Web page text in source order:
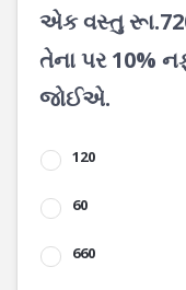
એક વસ્તુ
તેના પર 10%
જોઈએ.
120
60
660